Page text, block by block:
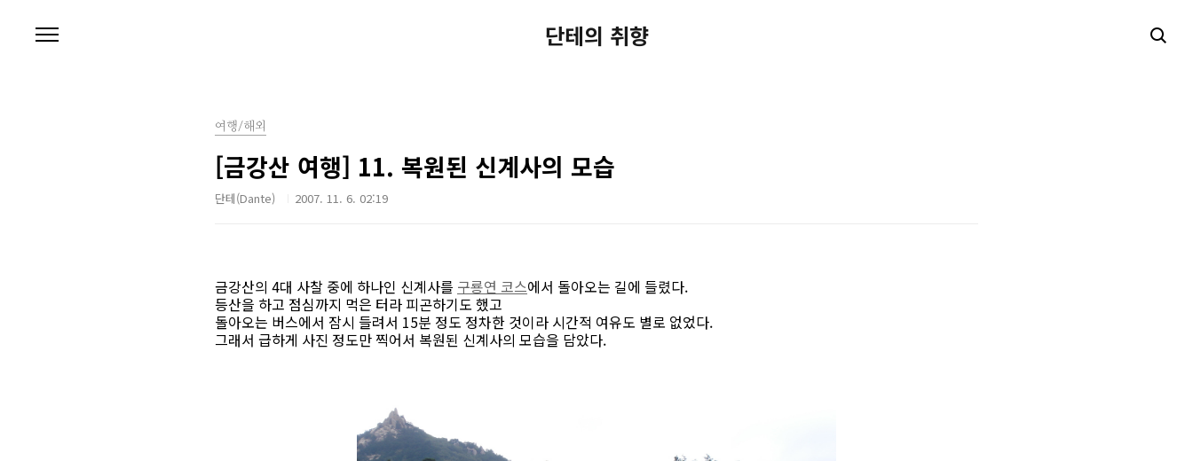
단테의 취향
여행/해외
[금강산 여행] 11. 복원된 신계사의 모습
단테(Dante) 2007. 11. 6. 02:19
금강산의 4대 사찰 중에 하나인 신계사를 구룡연 코스에서 돌아오는 길에 들렸다.
등산을 하고 점심까지 먹은 터라 피곤하기도 했고
돌아오는 버스에서 잠시 들려서 15분 정도 정차한 것이라 시간적 여유도 별로 없었다.
그래서 급하게 사진 정도만 찍어서 복원된 신계사의 모습을 담았다.